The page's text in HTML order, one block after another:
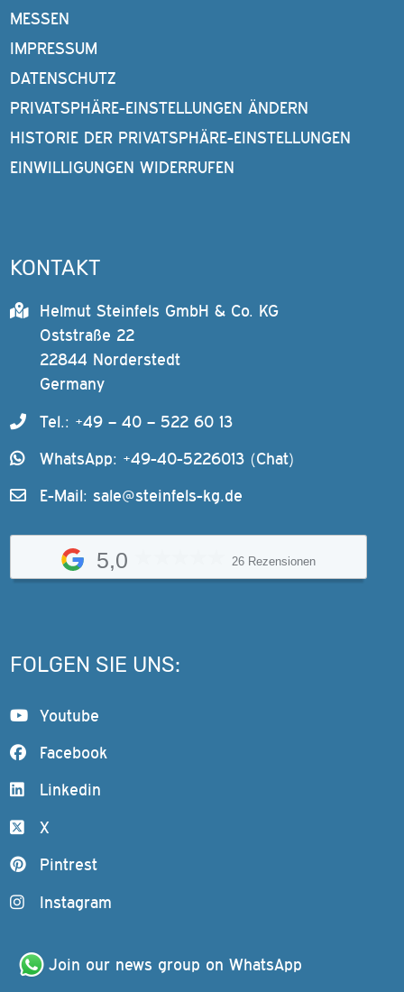
MESSEN
IMPRESSUM
DATENSCHUTZ
PRIVATSPHÄRE-EINSTELLUNGEN ÄNDERN
HISTORIE DER PRIVATSPHÄRE-EINSTELLUNGEN
EINWILLIGUNGEN WIDERRUFEN
KONTAKT
Helmut Steinfels GmbH & Co. KG
Oststraße 22
22844 Norderstedt
Germany
Tel.: +49 – 40 – 522 60 13
WhatsApp: +49-40-5226013 (Chat)
E-Mail: sale@steinfels-kg.de
5,0 26 Rezensionen
FOLGEN SIE UNS:
Youtube
Facebook
Linkedin
X
Pintrest
Instagram
Join our news group on WhatsApp